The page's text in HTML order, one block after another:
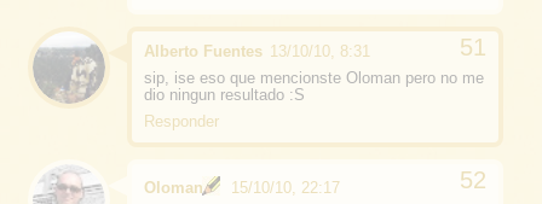
Alberto Fuentes 13/10/10, 8:31
sip, ise eso que mencionste Oloman pero no me
dio ningun resultado :S
Responder
Oloman
15/10/10, 22:17